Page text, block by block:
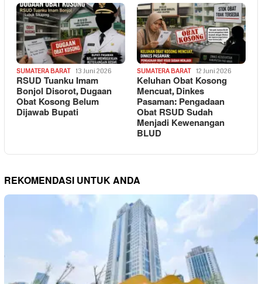
SUMATERA BARAT 13 Juni 2026
RSUD Tuanku Imam
Bonjol Disorot, Dugaan
Obat Kosong Belum
Dijawab Bupati
SUMATERA BARAT 12 Juni 2026
Keluhan Obat Kosong
Mencuat, Dinkes
Pasaman: Pengadaan
Obat RSUD Sudah
Menjadi Kewenangan
BLUD
REKOMENDASI UNTUK ANDA